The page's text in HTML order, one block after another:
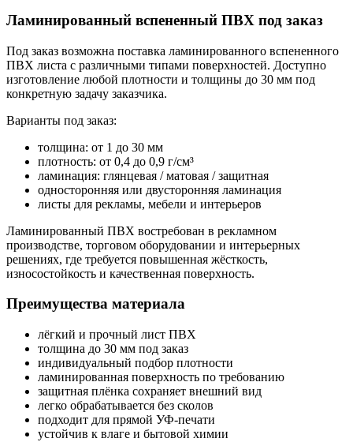
Ламинированный вспененный ПВХ под заказ
Под заказ возможна поставка ламинированного вспененного
ПВХ листа с различными типами поверхностей. Доступно
изготовление любой плотности и толщины до 30 мм под
конкретную задачу заказчика.
Варианты под заказ:
толщина: от 1 до 30 мм
плотность: от 0,4 до 0,9 г/см³
ламинация: глянцевая / матовая / защитная
односторонняя или двусторонняя ламинация
листы для рекламы, мебели и интерьеров
Ламинированный ПВХ востребован в рекламном
производстве, торговом оборудовании и интерьерных
решениях, где требуется повышенная жёсткость,
износостойкость и качественная поверхность.
Преимущества материала
лёгкий и прочный лист ПВХ
толщина до 30 мм под заказ
индивидуальный подбор плотности
ламинированная поверхность по требованию
защитная плёнка сохраняет внешний вид
легко обрабатывается без сколов
подходит для прямой УФ-печати
устойчив к влаге и бытовой химии